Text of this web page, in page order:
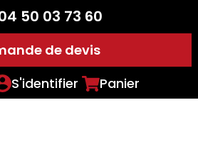
50 03 73 60
de devis
S'identifier Panier